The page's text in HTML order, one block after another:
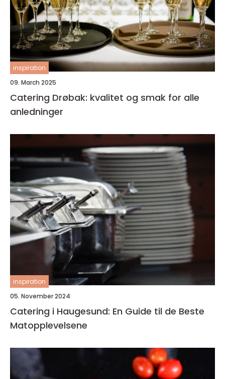
inspiration
09. March 2025
Catering Drøbak: kvalitet og smak for alle
anledninger
inspiration
05. November 2024
Catering i Haugesund: En Guide til de Beste
Matopplevelsene